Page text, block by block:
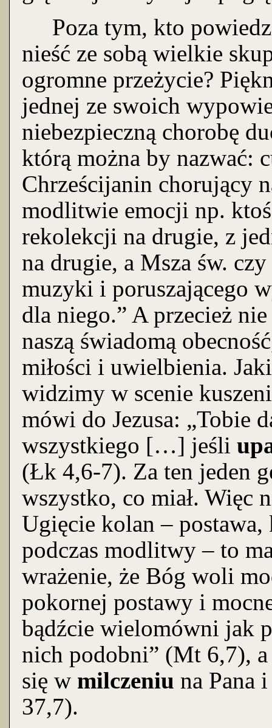
Poza tym, kto
nieść ze sobą wielkie
ogromne przeżycie?
jednej ze swoich
niebezpieczną chorobę
którą można by nazwać:
Chrześcijanin chorujący
modlitwie emocji np.
rekolekcji na drugie, z
na drugie, a Msza św.
muzyki i poruszającego
dla niego.” A przecież
naszą świadomą
miłości i uwielbienia.
widzimy w scenie
mówi do Jezusa: „Tobie
wszystkiego […] jeśli
(Łk 4,6-7). Za ten jeden
wszystko, co miał. Więc
Ugięcie kolan –
podczas modlitwy – to
wrażenie, że Bóg woli
pokornej postawy i
bądźcie wielomówni jak
nich podobni” (Mt 6,7),
się w milczeniu na Pana
37,7).